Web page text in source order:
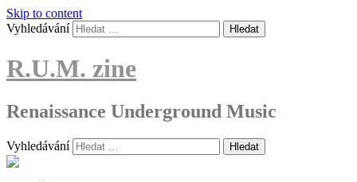
Skip to content
Vyhledávání
R.U.M. zine
Renaissance Underground Music
Vyhledávání